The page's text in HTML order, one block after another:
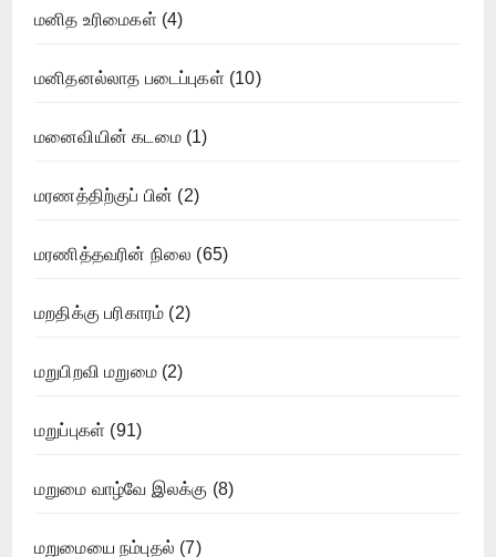
மனித உரிமைகள் (4)
மனிதனல்லாத படைப்புகள் (10)
மனைவியின் கடமை(1)
மரணத்திற்குப் பின் (2)
மரணித்தவரின் நிலை (65)
மறதிக்கு பரிகாரம் (2)
மறுபிறவி மறுமை(2)
மறுப்புகள் (91)
மறுமை வாழ்வே இலக்கு (8)
மறுமையை நம்புதல் (7)